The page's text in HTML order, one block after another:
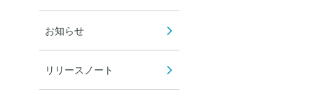
お知らせ
リリースノート